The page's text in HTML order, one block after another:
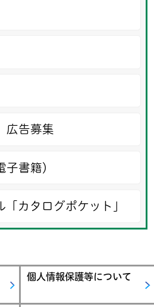
広告募集
子書籍）
「カタログポケット」
個人情報保護等について